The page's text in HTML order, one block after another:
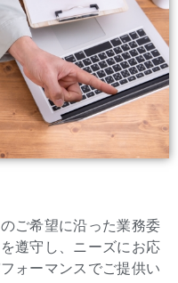
ご希望に沿った業務委
遵守し、ニーズにお応
ォーマンスでご提供い